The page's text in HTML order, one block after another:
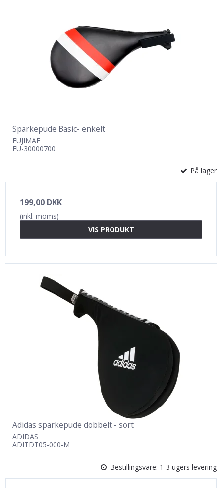
Sparkepude Basic- enkelt
FUJIMAE
FU-30000700
På lager
199,00 DKK
(inkl. moms)
VIS PRODUKT
Adidas sparkepude dobbelt - sort
ADIDAS
ADITDT05-000-M
Bestillingsvare: 1-3 ugers levering